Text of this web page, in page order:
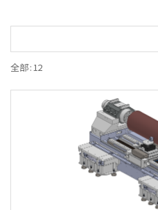
全部 : 12